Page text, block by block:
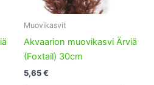
Muovikasvit
Akvaarion muovikasvi Ärviä
(Foxtail) 30cm
5,65€